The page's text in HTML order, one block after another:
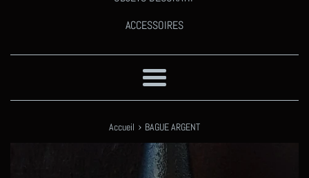
ACCESSOIRES
Menu
Accueil › BAGUE ARGENT